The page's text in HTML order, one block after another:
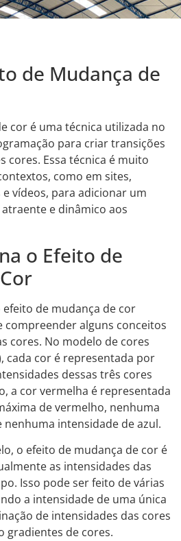
de Mudança de
cor é uma técnica utilizada no
para criar transições
cores. Essa técnica é muito
como em sites,
vídeos, para adicionar um
e dinâmico aos
o Efeito de
de mudança de cor
alguns conceitos
cores. No modelo de cores
cada cor é representada por
dessas três cores
a cor vermelha é representada
de vermelho, nenhuma
nenhuma intensidade de azul.
o efeito de mudança de cor é
as intensidades das
Isso pode ser feito de várias
a intensidade de uma única
de intensidades das cores
gradientes de cores.